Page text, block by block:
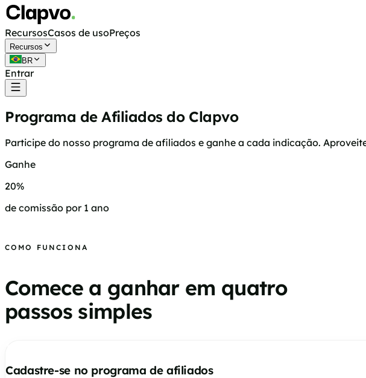
RecursosCasos de usoPreços
Recursos
BR
EntrarComeçar grátis
Programa de Afiliados do Clapvo
Participe do nosso programa de afiliados e ganhe a cada indicação.
Ganhe
20%
de comissão por 1 ano
COMO FUNCIONA
Comece a ganhar em quatro
passos simples
Cadastre-se no programa de afiliados